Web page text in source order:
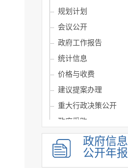
规划计划
会议公开
政府工作报告
统计信息
价格与收费
建议提案办理
重大行政决策公开
政府采购
行政权力
重点领域公开
政府信息
公开年报